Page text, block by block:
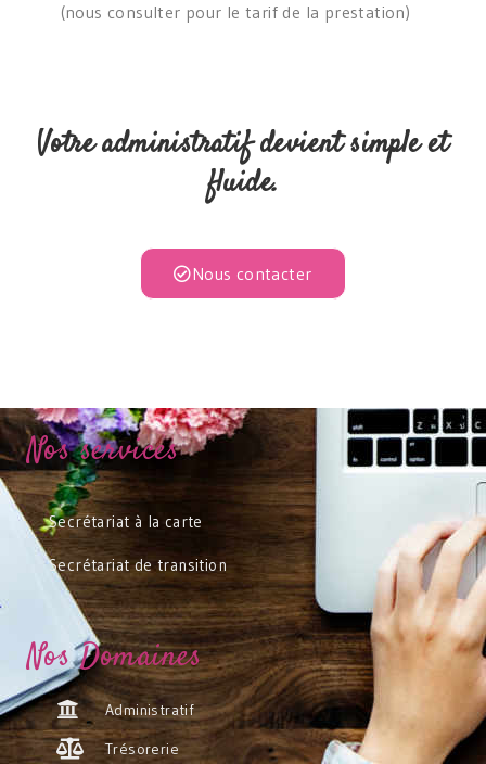
(nous consulter pour le tarif de la prestation)
Votre administratif devient simple et
fluide.
Nous contacter
Nos services
Secrétariat à la carte
Secrétariat de transition
Nos Domaines
Administratif
Trésorerie